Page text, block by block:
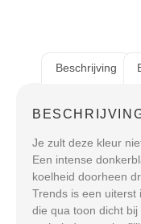
Beschrijving
Je zult deze kleur
Een intense
koelheid doorheen
Trends is een uiterst
die qua toon dicht